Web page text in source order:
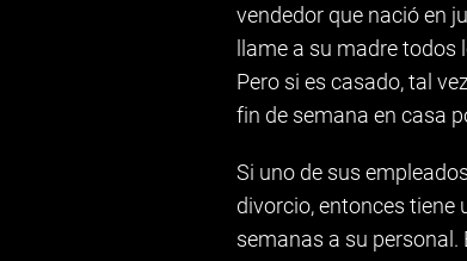
vendedor que nació en
llame a su madre todos
Pero si es casado, tal
fin de semana en casa
Si uno de sus
divorcio, entonces tiene
semanas a su